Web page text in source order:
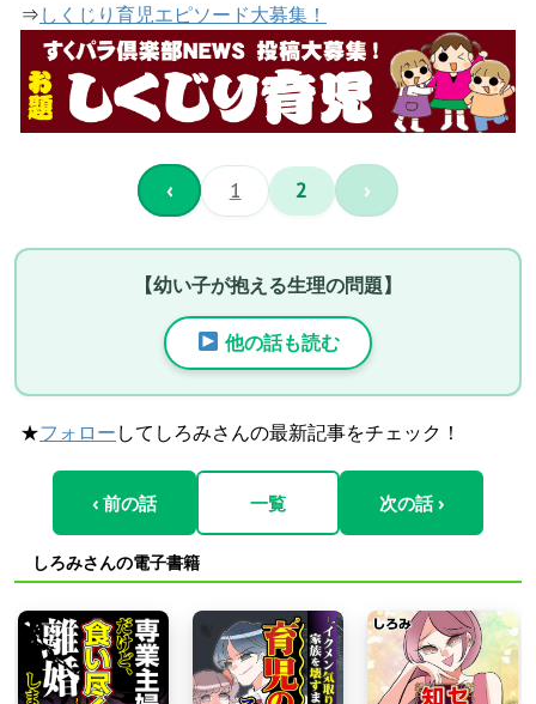
⇒ しくじり育児エピソード大募集！
‹ 1 2 ›
【幼い子が抱える生理の問題】
他の話も読む
★フォロー してしろみさんの最新記事をチェック！
‹ 前の話 一覧 次の話 ›
しろみさんの電子書籍